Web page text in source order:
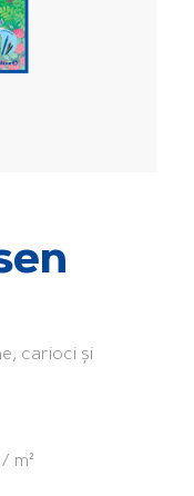
carioci și
m²